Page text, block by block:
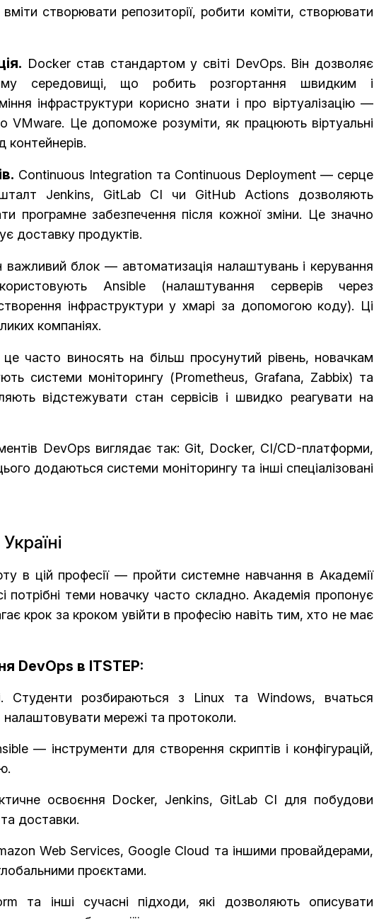
створювати репозиторії, робити коміти, створювати
Docker став стандартом у світі DevOps. Він дозволяє
середовищі, що робить розгортання швидким і
інфраструктури корисно знати і про віртуалізацію —
VMware. Це допоможе розуміти, як працюють віртуальні
контейнерів.
Continuous Integration та Continuous Deployment — серце
Jenkins, GitLab CI чи GitHub Actions дозволяють
програмне забезпечення після кожної зміни. Це значно
доставку продуктів.
блок — автоматизація налаштувань і керування
Ansible (налаштування серверів через
інфраструктури у хмарі за допомогою коду). Ці
компаніях.
часто виносять на більш просунутий рівень, новачкам
системи моніторингу (Prometheus, Grafana, Zabbix) та
відстежувати стан сервісів і швидко реагувати на
DevOps виглядає так: Git, Docker, CI/CD-платформи,
додаються системи моніторингу та інші спеціалізовані
в цій професії — пройти системне навчання в Академії
потрібні теми новачку часто складно. Академія пропонує
крок за кроком увійти в професію навіть тим, хто не має
DevOps в ITSTEP:
Студенти розбираються з Linux та Windows, вчаться
мережі та протоколи.
— інструменти для створення скриптів і конфігурацій,
освоєння Docker, Jenkins, GitLab CI для побудови
та доставки.
Web Services, Google Cloud та іншими провайдерами,
проєктами.
та інші сучасні підходи, які дозволяють описувати